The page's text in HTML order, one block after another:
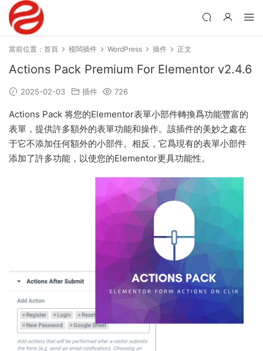
當前位置： 首頁 模闆插件 WordPress 插件 正文
Actions Pack Premium For Elementor v2.4.6
2025-02-03 插件 726
Actions Pack 将您的Elementor表單小部件轉換爲功能豐富的
表單，提供許多額外的表單功能和操作。該插件的美妙之處在
于它不添加任何額外的小部件。相反，它爲現有的表單小部件
添加了許多功能，以使您的Elementor更具功能性。